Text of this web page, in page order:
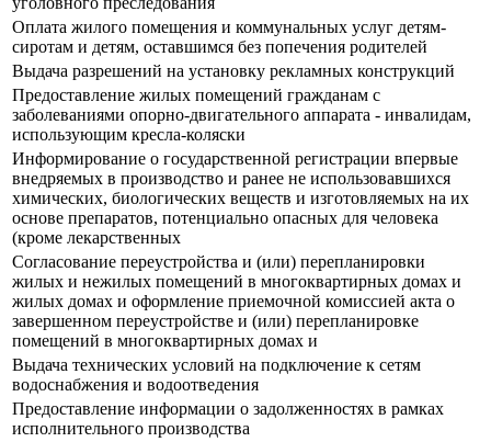
Оплата жилого помещения и коммунальных услуг детям-
сиротам и детям, оставшимся без попечения родителей
Выдача разрешений на установку рекламных конструкций
Предоставление жилых помещений гражданам с
заболеваниями опорно-двигательного аппарата - инвалидам,
использующим кресла-коляски
Информирование о государственной регистрации впервые
внедряемых в производство и ранее не использовавшихся
химических, биологических веществ и изготовляемых на их
основе препаратов, потенциально опасных для человека
(кроме лекарственных
Согласование переустройства и (или) перепланировки
жилых и нежилых помещений в многоквартирных домах и
жилых домах и оформление приемочной комиссией акта о
завершенном переустройстве и (или) перепланировке
помещений в многоквартирных домах и
Выдача технических условий на подключение к сетям
водоснабжения и водоотведения
Предоставление информации о задолженностях в рамках
исполнительного производства